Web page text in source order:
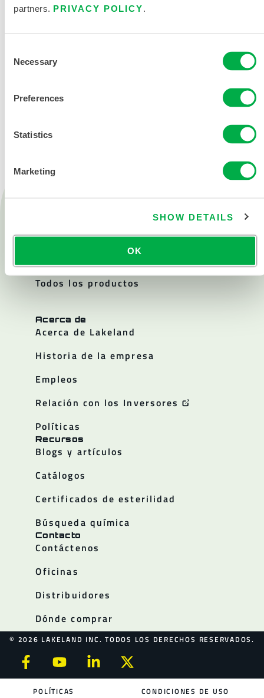
partners. PRIVACY POLICY.
Selection
Necessary
Preferences
Statistics
Marketing
SHOW DETAILS
OK
Química
Todos los productos
Acerca de
Acerca de Lakeland
Historia de la empresa
Empleos
Relación con los Inversores
Políticas
Recursos
Blogs y artículos
Catálogos
Certificados de esterilidad
Búsqueda química
Contacto
Contáctenos
Oficinas
Distribuidores
Dónde comprar
© 2026 LAKELAND INC. TODOS LOS DERECHOS RESERVADOS.
POLÍTICAS CONDICIONES DE USO